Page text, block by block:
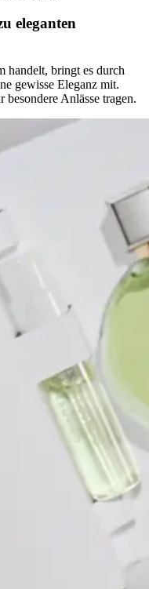
eleganten
handelt, bringt es durch
gewisse Eleganz mit.
besondere Anlässe tragen.